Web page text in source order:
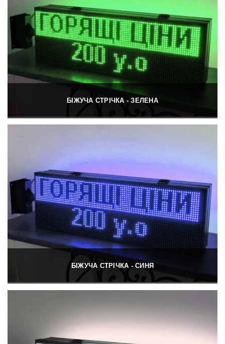
БІЖУЧА СТРІЧКА - ЗЕЛЕНА
БІЖУЧА СТРІЧКА - СИНЯ